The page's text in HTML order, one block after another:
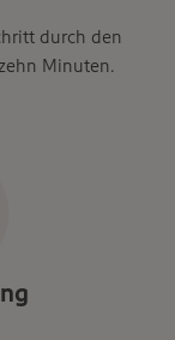
durch den
Minuten.